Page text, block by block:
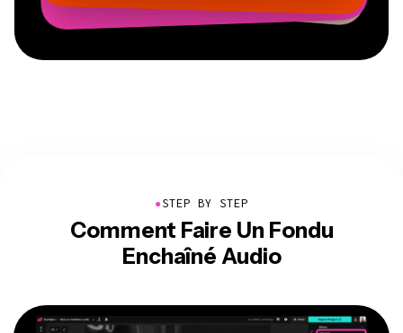
●STEP BY STEP
Comment Faire Un Fondu
Enchaîné Audio